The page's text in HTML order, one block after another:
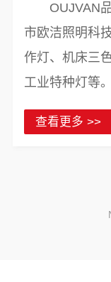
OUJVAN
市欧洁照明科
作灯、机床三
工业特种灯等。
查看更多 >>